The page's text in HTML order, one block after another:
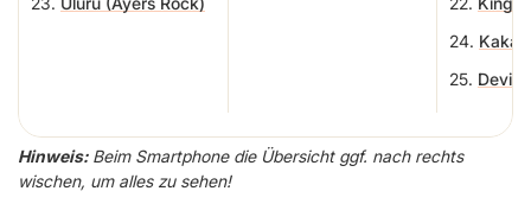
24.
25. Devils
Hinweis:Beim Smartphone die Übersicht ggf. nach rechts
wischen, um alles zu sehen!